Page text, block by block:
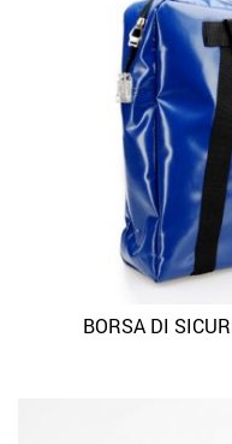
BORSA DI